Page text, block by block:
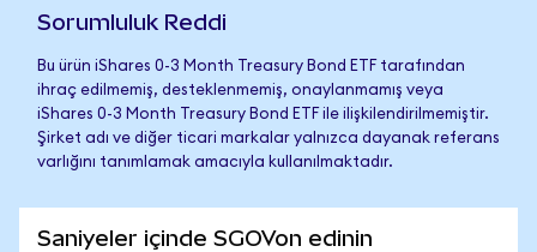
Sorumluluk Reddi
Bu ürün iShares 0-3 Month Treasury Bond ETF tarafından
ihraç edilmemiş, desteklenmemiş, onaylanmamış veya
iShares 0-3 Month Treasury Bond ETF ile ilişkilendirilmemiştir.
Şirket adı ve diğer ticari markalar yalnızca dayanak referans
varlığını tanımlamak amacıyla kullanılmaktadır.
Saniyeler içinde SGOVon edinin